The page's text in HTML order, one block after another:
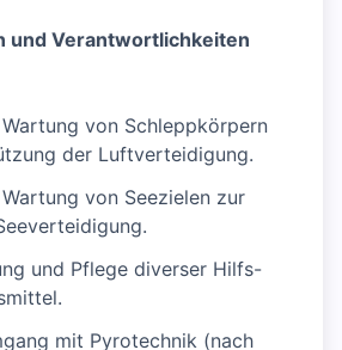
und Verantwortlichkeiten
von Schleppkörpern
der Luftverteidigung.
von Seezielen zur
und Pflege diverser Hilfs-
mit Pyrotechnik (nach